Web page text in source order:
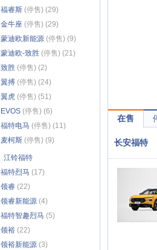
福睿斯 (停售) (29)
金牛座 (停售) (29)
蒙迪欧新能源 (停售) (9)
蒙迪欧-致胜 (停售) (21)
致胜 (停售) (2)
翼搏 (停售) (24)
翼虎 (停售) (51)
EVOS (停售) (6)
福特电马 (停售) (11)
麦柯斯 (停售) (9)
江铃福特
福特烈马 (17)
领睿 (22)
领睿新能源 (4)
福特智趣烈马 (5)
领裕 (22)
领裕新能源 (3)
在售
长安福特